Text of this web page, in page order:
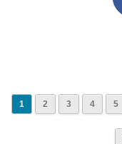
1 2 3 4 5